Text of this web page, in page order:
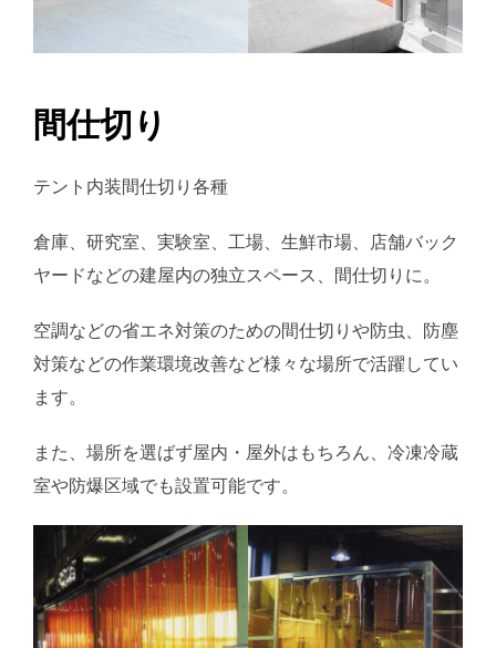
間仕切り
テント内装間仕切り各種
倉庫、研究室、実験室、工場、生鮮市場、店舗バック
ヤードなどの建屋内の独立スペース、間仕切りに。
空調などの省エネ対策のための間仕切りや防虫、防塵
対策などの作業環境改善など様々な場所で活躍してい
ます。
また、場所を選ばず屋内・屋外はもちろん、冷凍冷蔵
室や防爆区域でも設置可能です。